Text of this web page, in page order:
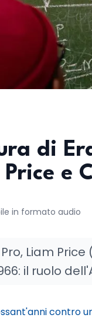
di
e
in formato audio
Liam
il ruolo
contro